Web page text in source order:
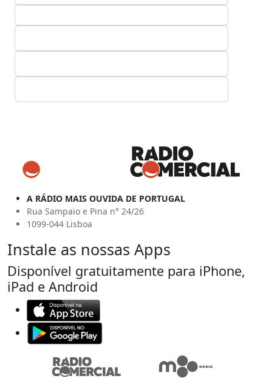
A RÁDIO MAIS OUVIDA DE PORTUGAL
Rua Sampaio e Pina n° 24/26
1099-044 Lisboa
Instale as nossas Apps
Disponível gratuitamente para iPhone,
iPad e Android